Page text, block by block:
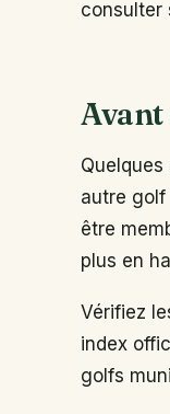
consulter
autre golf
être
plus en
Vérifiez
index
golfs